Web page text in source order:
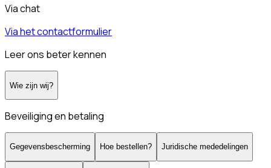
Via chat
Via het contactformulier
Leer ons beter kennen
Wie zijn wij?
Beveiliging en betaling
Gegevensbescherming Hoe bestellen? Juridische mededelingen